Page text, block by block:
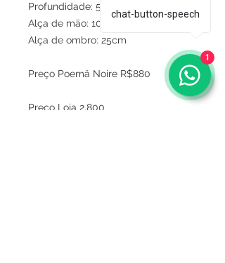
Profundidade: 5,5cm
Alça de mão: 10cm
Alça de ombro: 25cm
Preço Poemä Noire R$880
Preço Loja 2.800
chat-button-speech
1